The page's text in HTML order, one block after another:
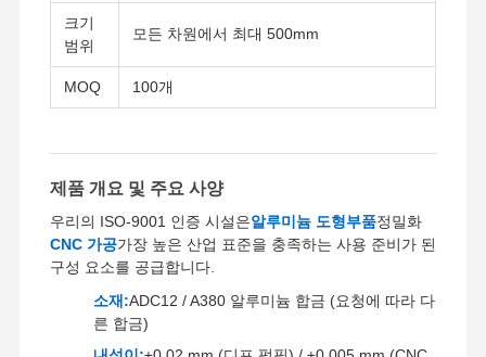
크기
범위
모든 차원에서 최대 500mm
MOQ 100개
제품 개요 및 주요 사양
우리의 ISO-9001 인증 시설은알루미늄 도형부품정밀화
CNC 가공가장 높은 산업 표준을 충족하는 사용 준비가 된
구성 요소를 공급합니다.
소재:ADC12 / A380 알루미늄 합금 (요청에 따라 다
른 합금)